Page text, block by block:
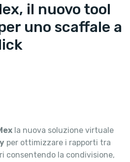
il nuovo tool
uno scaffale a
la nuova soluzione virtuale
per ottimizzare i rapporti tra
consentendo la condivisione,